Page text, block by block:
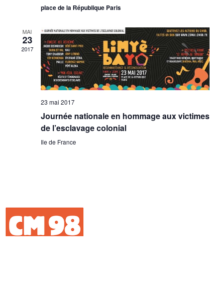
place de la République Paris
MAI
23
2017
23 mai 2017
Journée nationale en hommage aux victimes
de l’esclavage colonial
Ile de France